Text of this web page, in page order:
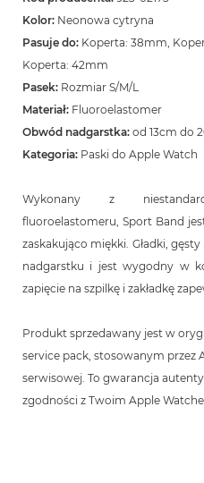
Kolor: Neonowa cytryna
Pasuje do: Koperta: 38mm,
Koperta: 42mm
Pasek: Rozmiar S/M/L
Materiał: Fluoroelastomer
Obwód nadgarstka: od 13cm do
Kategoria: Paski do Apple Watch
Wykonany z
fluoroelastomeru, Sport Band
zaskakująco miękki. Gładki,
nadgarstku i jest wygodny w
zapięcie na szpilkę i zakładkę
Produkt sprzedawany jest w
service pack, stosowanym przez
serwisowej. To gwarancja
zgodności z Twoim Apple